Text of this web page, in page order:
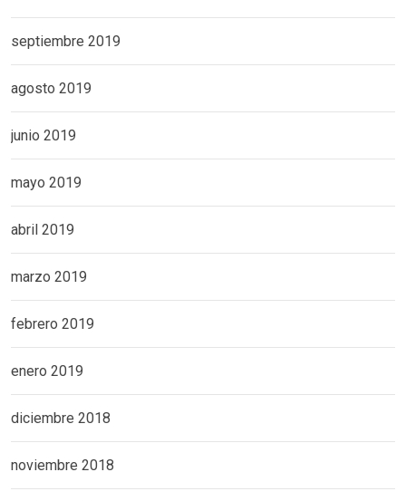
septiembre 2019
agosto 2019
junio 2019
mayo 2019
abril 2019
marzo 2019
febrero 2019
enero 2019
diciembre 2018
noviembre 2018